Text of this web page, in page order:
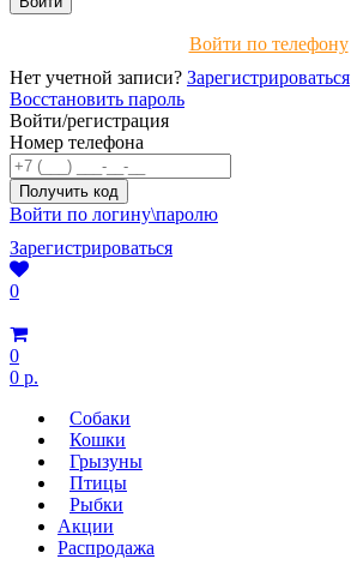
Войти по телефону
Нет учетной записи? Зарегистрироваться
Восстановить пароль
Войти/регистрация
Номер телефона
Войти по логину\паролю
Зарегистрироваться
0
0
0 р.
Собаки
Кошки
Грызуны
Птицы
Рыбки
Акции
Распродажа